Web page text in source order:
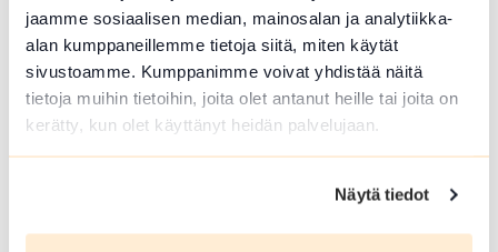
jaamme sosiaalisen median, mainosalan ja analytiikka-
alan kumppaneillemme tietoja siitä, miten käytät
sivustoamme. Kumppanimme voivat yhdistää näitä
tietoja muihin tietoihin, joita olet antanut heille tai joita on
kerätty, kun olet käyttänyt heidän palvelujaan.
Näytä tiedot
Kinnalantie 1 , Hattula
Lue lisää luontokohteesta Hyrvälä hiihtolatu 11km
array(0) { }